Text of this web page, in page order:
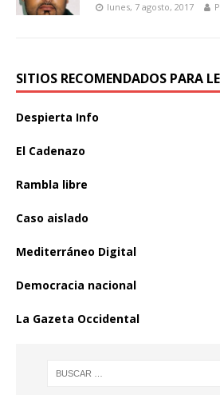
lunes, 7 agosto, 2017
SITIOS RECOMENDADOS PARA
Despierta Info
El Cadenazo
Rambla libre
Caso aislado
Mediterráneo Digital
Democracia nacional
La Gazeta Occidental